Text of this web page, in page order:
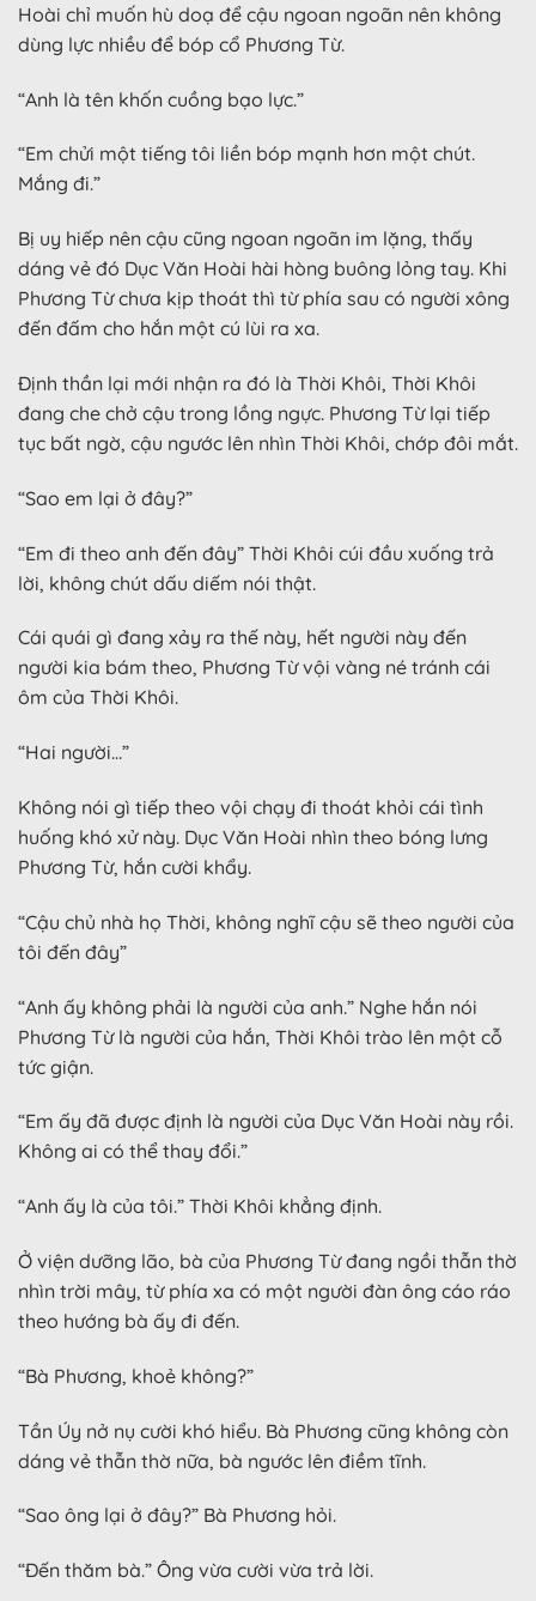
Hoài chỉ muốn hù doạ để cậu ngoan ngoãn nên không
dùng lực nhiều để bóp cổ Phương Từ.
“Anh là tên khốn cuồng bạo lực.”
“Em chửi một tiếng tôi liền bóp mạnh hơn một chút.
Mắng đi.”
Bị uy hiếp nên cậu cũng ngoan ngoãn im lặng, thấy
dáng vẻ đó Dục Văn Hoài hài hòng buông lỏng tay. Khi
Phương Từ chưa kịp thoát thì từ phía sau có người xông
đến đấm cho hắn một cú lùi ra xa.
Định thần lại mới nhận ra đó là Thời Khôi, Thời Khôi
đang che chở cậu trong lồng ngực. Phương Từ lại tiếp
tục bất ngờ, cậu ngước lên nhìn Thời Khôi, chớp đôi mắt.
“Sao em lại ở đây?”
“Em đi theo anh đến đây” Thời Khôi cúi đầu xuống trả
lời, không chút dấu diếm nói thật.
Cái quái gì đang xảy ra thế này, hết người này đến
người kia bám theo, Phương Từ vội vàng né tránh cái
ôm của Thời Khôi.
“Hai người…”
Không nói gì tiếp theo vội chạy đi thoát khỏi cái tình
huống khó xử này. Dục Văn Hoài nhìn theo bóng lưng
Phương Từ, hắn cười khẩy.
“Cậu chủ nhà họ Thời, không nghĩ cậu sẽ theo người của
tôi đến đây”
“Anh ấy không phải là người của anh.” Nghe hắn nói
Phương Từ là người của hắn, Thời Khôi trào lên một cỗ
tức giận.
“Em ấy đã được định là người của Dục Văn Hoài này rồi.
Không ai có thể thay đổi.”
“Anh ấy là của tôi.” Thời Khôi khẳng định.
Ở viện dưỡng lão, bà của Phương Từ đang ngồi thẫn thờ
nhìn trời mây, từ phía xa có một người đàn ông cáo ráo
theo hướng bà ấy đi đến.
“Bà Phương, khoẻ không?”
Tần Úy nở nụ cười khó hiểu. Bà Phương cũng không còn
dáng vẻ thẫn thờ nữa, bà ngước lên điềm tĩnh.
“Sao ông lại ở đây?” Bà Phương hỏi.
“Đến thăm bà.” Ông vừa cười vừa trả lời.